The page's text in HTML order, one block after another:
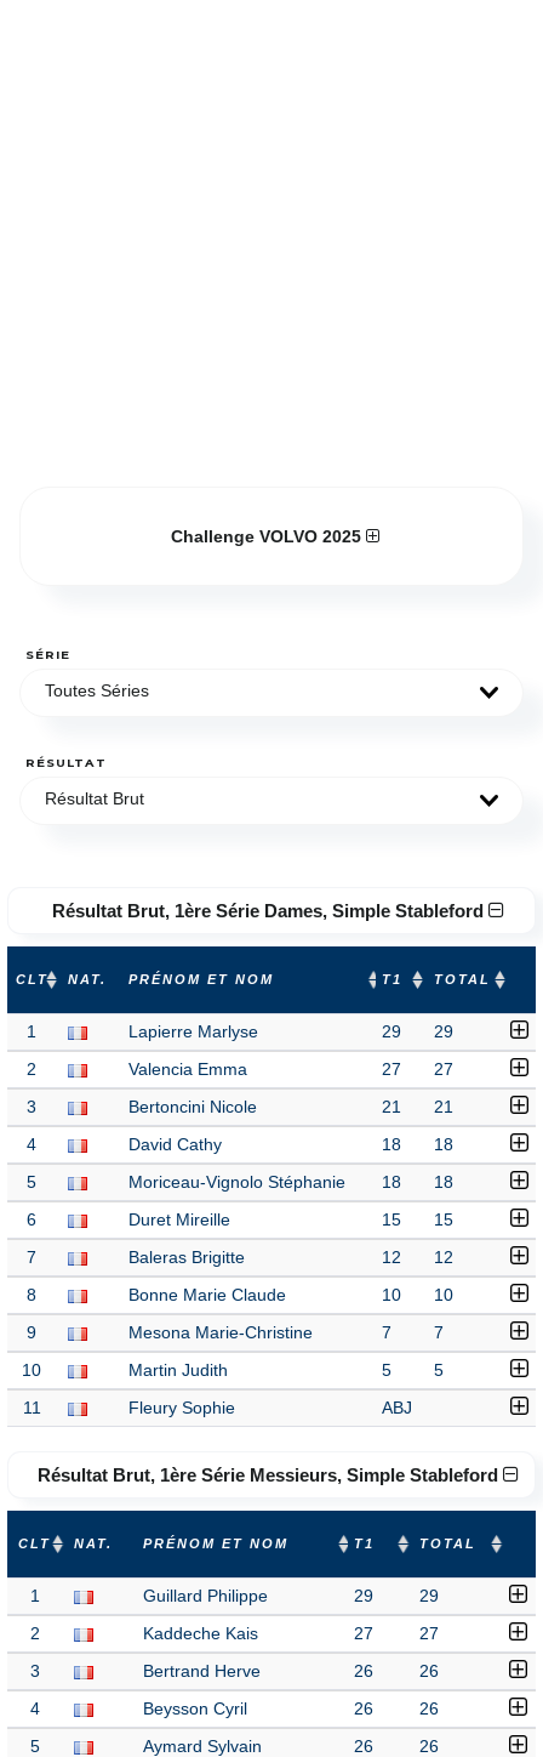
Challenge VOLVO 2025
SÉRIE
Toutes Séries
RÉSULTAT
Résultat Brut
Résultat Brut, 1ère Série Dames, Simple Stableford
CLT NAT. PRÉNOM ET NOM T1 TOTAL
1 Lapierre Marlyse 29 29
2 Valencia Emma 27 27
3 Bertoncini Nicole 21 21
4 David Cathy 18 18
5 Moriceau-Vignolo Stéphanie 18 18
6 Duret Mireille 15 15
7 Baleras Brigitte 12 12
8 Bonne Marie Claude 10 10
9 Mesona Marie-Christine 7 7
10 Martin Judith 5 5
11 Fleury Sophie ABJ
Résultat Brut, 1ère Série Messieurs, Simple Stableford
CLT NAT. PRÉNOM ET NOM T1 TOTAL
1 Guillard Philippe 29 29
2 Kaddeche Kais 27 27
3 Bertrand Herve 26 26
4 Beysson Cyril 26 26
5 Aymard Sylvain 26 26